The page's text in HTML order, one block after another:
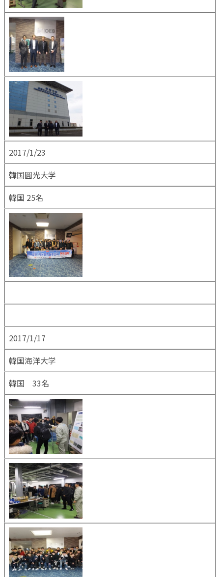
2017/1/23
韓国圓光大学
韓国 25名
2017/1/17
韓国海洋大学
韓国 33名